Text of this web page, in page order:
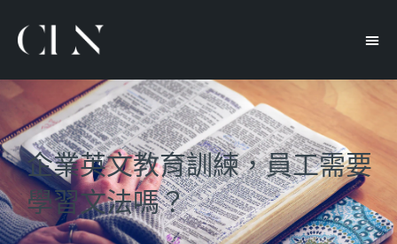
企業英文教育訓練，員工需要
學習文法嗎？